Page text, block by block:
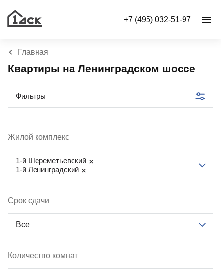
+7 (495) 032-51-97
Главная
Квартиры на Ленинградском шоссе
Фильтры
Жилой комплекс
1-й Шереметьевский
1-й Ленинградский
Срок сдачи
Все
Количество комнат